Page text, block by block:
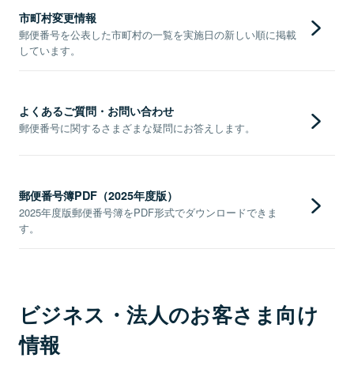
市町村変更情報
郵便番号を公表した市町村の一覧を実施日の新しい順に掲載
しています。
よくあるご質問・お問い合わせ
郵便番号に関するさまざまな疑問にお答えします。
郵便番号簿PDF（2025年度版）
2025年度版郵便番号簿をPDF形式でダウンロードできま
す。
ビジネス・法人のお客さま向け
情報